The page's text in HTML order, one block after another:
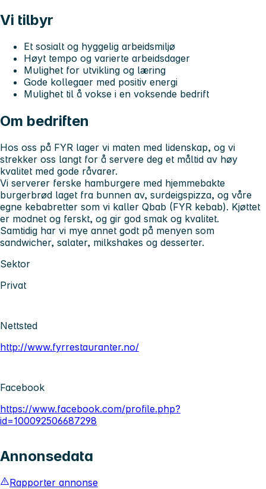
Vi tilbyr
Et sosialt og hyggelig arbeidsmiljø
Høyt tempo og varierte arbeidsdager
Mulighet for utvikling og læring
Gode kollegaer med positiv energi
Mulighet til å vokse i en voksende bedrift
Om bedriften
Hos oss på FYR lager vi maten med lidenskap, og vi
strekker oss langt for å servere deg et måltid av høy
kvalitet med gode råvarer.
Vi serverer ferske hamburgere med hjemmebakte
burgerbrød laget fra bunnen av, surdeigspizza, og våre
egne kebabretter som vi kaller Qbab (FYR kebab). Kjøttet
er modnet og ferskt, og gir god smak og kvalitet.
Samtidig har vi mye annet godt på menyen som
sandwicher, salater, milkshakes og desserter.
Sektor
Privat
Nettsted
http://www.fyrrestauranter.no/
Facebook
https://www.facebook.com/profile.php?
id=100092506687298
Annonsedata
Rapporter annonse